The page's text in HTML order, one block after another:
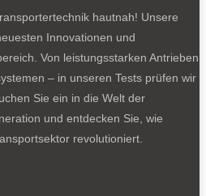
hautnah! Unsere
Innovationen und
Von leistungsstarken Antrieben
– in unseren Tests prüfen wir
Sie ein in die Welt der
und entdecken Sie, wie
revolutioniert.